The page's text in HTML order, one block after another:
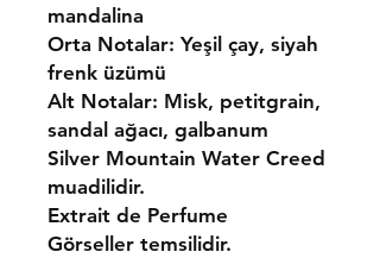
mandalina
Orta Notalar: Yeşil çay, siyah
frenk üzümü
Alt Notalar: Misk, petitgrain,
sandal ağacı, galbanum
Silver Mountain Water Creed
muadilidir.
Extrait de Perfume
Görseller temsilidir.